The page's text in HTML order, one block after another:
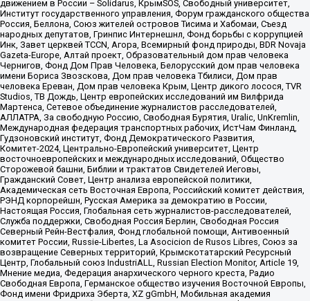
движением в России – Solidarus, КрымSOS, Свободный университет,
Институт государственного управления, Форум гражданского общества
Россия, Беллона, Союз жителей островов Тисима и Хабомаи, Съезд
народных депутатов, Гринпис Интернешнл, Фонд борьбы с коррупцией
Инк, Завет церквей TCCN, Агора, Всемирный фонд природы, BDR Novaja
Gazeta-Europe, Алтай проект, Образовательный дом прав человека
Чернигов, Фонд Дом Прав Человека, Белорусский дом прав человека
имени Бориса Звозскова, Дом прав человека Тбилиси, Дом прав
человека Ереван, Дом прав человека Крым, Центр дикого лосося, TVR
Studios, ТВ Дождь, Центр европейских исследований им Вилфрида
Мартенса, Сетевое объединение журналистов расследователей,
АЛЛАТРА, За свободную Россию, Свободная Бурятия, Uralic, UnKremlin,
Международная федерация транспортных рабочих, ИстЧам Финланд,
Гудзоновский институт, Фонд Демократического Развития,
Комитет-2024, Центрально-Европейский университет, Центр
восточноевропейских и международных исследований, Общество
Сторожевой башни, Библии и трактатов Свидетелей Иеговы,
Гражданский Совет, Центр анализа европейской политики,
Академическая сеть Восточная Европа, Российский комитет действия,
РЭНД корпорейшн, Русская Америка за демократию в России,
Настоящая Россия, Глобальная сеть журналистов-расследователей,
Служба поддержки, Свободная Россия Берлин, Свободная Россия
Северный Рейн-Вестфалия, Фонд глобальной помощи, Антивоенный
комитет России, Russie-Libertes, La Asocicion de Rusos Libres, Союз за
возвращение Северных территорий, Крымскотатарский Ресурсный
Центр, Глобальный союз IndustriALL, Russian Election Monitor, Article 19,
Мнение медиа, Федерация анархического черного креста, Радио
Свободная Европа, Германское общество изучения Восточной Европы,
Фонд имени Фридриха Эберта, XZ gGmbH, Мобильная академия